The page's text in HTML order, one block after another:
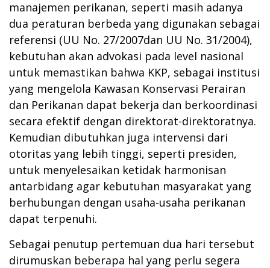
manajemen perikanan, seperti masih adanya
dua peraturan berbeda yang digunakan sebagai
referensi (UU No. 27/2007dan UU No. 31/2004),
kebutuhan akan advokasi pada level nasional
untuk memastikan bahwa KKP, sebagai institusi
yang mengelola Kawasan Konservasi Perairan
dan Perikanan dapat bekerja dan berkoordinasi
secara efektif dengan direktorat-direktoratnya.
Kemudian dibutuhkan juga intervensi dari
otoritas yang lebih tinggi, seperti presiden,
untuk menyelesaikan ketidak harmonisan
antarbidang agar kebutuhan masyarakat yang
berhubungan dengan usaha-usaha perikanan
dapat terpenuhi.
Sebagai penutup pertemuan dua hari tersebut
dirumuskan beberapa hal yang perlu segera